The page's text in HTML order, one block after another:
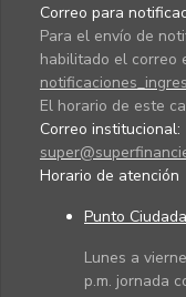
Correo para
Para el envío de
habilitado el correo
El horario de este
Correo institucional:
Horario de atención
Punto
Lunes a
p.m. jornada